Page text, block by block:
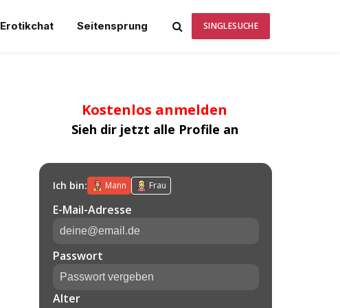
Erotikchat Seitensprung SINGLESUCHE
Kostenlos anmelden
Sieh dir jetzt alle Profile an